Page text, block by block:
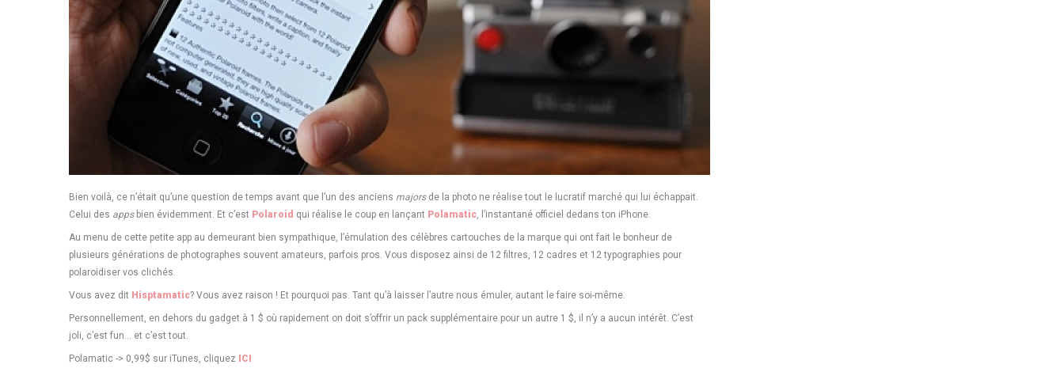
Bien voilà, ce n’était qu’une question de temps avant que l’un des anciens majorsde la photo ne réalise tout le lucratif marché qui lui échappait.
Celui des appsbien évidemment. Et c’est Polaroid qui réalise le coup en lançant Polamatic , l’instantané officiel dedans ton iPhone.
Au menu de cette petite app au demeurant bien sympathique, l’émulation des célèbres cartouches de la marque qui ont fait le bonheur de
plusieurs générations de photographes souvent amateurs, parfois pros. Vous disposez ainsi de 12 filtres, 12 cadres et 12 typographies pour
polaroidiser vos clichés.
Vous avez dit Hisptamatic? Vous avez raison ! Et pourquoi pas. Tant qu’à laisser l’autre nous émuler, autant le faire soi-même.
Personnellement, en dehors du gadget à 1 $ où rapidement on doit s’offrir un pack supplémentaire pour un autre 1 $, il n’y a aucun intérêt. C’est
joli, c’est fun… et c’est tout.
Polamatic -> 0,99$ sur iTunes, cliquez ICI